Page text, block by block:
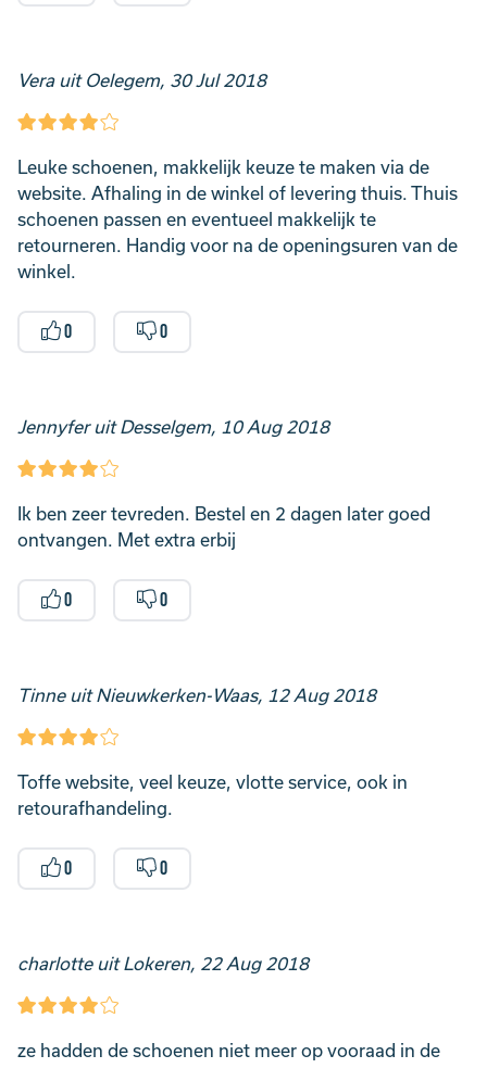
Vera uit Oelegem, 30 Jul 2018
Leuke schoenen, makkelijk keuze te maken via de
website. Afhaling in de winkel of levering thuis. Thuis
schoenen passen en eventueel makkelijk te
retourneren. Handig voor na de openingsuren van de
winkel.
0 0
Jennyfer uit Desselgem, 10 Aug 2018
Ik ben zeer tevreden. Bestel en 2 dagen later goed
ontvangen. Met extra erbij
0 0
Tinne uit Nieuwkerken-Waas, 12 Aug 2018
Toffe website, veel keuze, vlotte service, ook in
retourafhandeling.
0 0
charlotte uit Lokeren, 22 Aug 2018
ze hadden de schoenen niet meer op vooraad in de